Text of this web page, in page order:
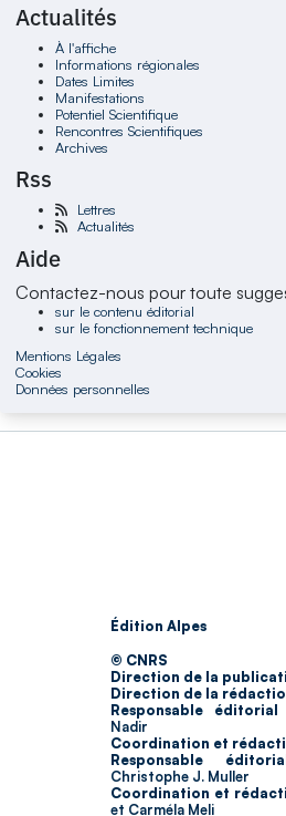
Actualités
À l'affiche
Informations régionales
Dates Limites
Manifestations
Potentiel Scientifique
Rencontres Scientifiques
Archives
Rss
Lettres
Actualités
Aide
Contactez-nous pour toute
sur le contenu éditorial
sur le fonctionnement technique
Mentions Légales
Cookies
Données personnelles
Édition Alpes
© CNRS
Direction de la
Direction de la
Responsable
Nadir
Coordination et
Responsable
Christophe J. Muller
Coordination et
et Carméla Meli